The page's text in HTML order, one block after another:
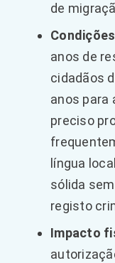
de
anos de
cidadãos
anos para
preciso
língua
sólida
registo
Impacto